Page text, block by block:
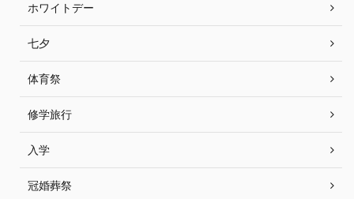
ホワイトデー
七夕
体育祭
修学旅行
入学
冠婚葬祭